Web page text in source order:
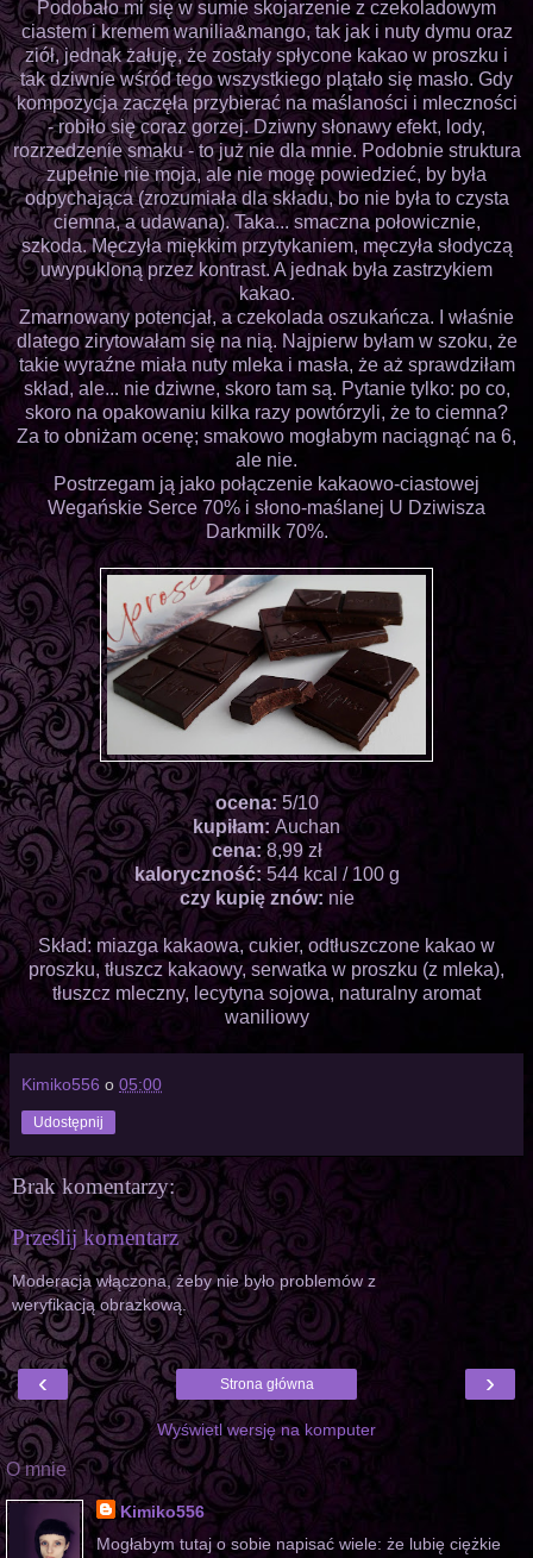
Podobało mi się w sumie skojarzenie z czekoladowym
ciastem i kremem wanilia&mango, tak jak i nuty dymu oraz
ziół, jednak żałuję, że zostały spłycone kakao w proszku i
tak dziwnie wśród tego wszystkiego plątało się masło. Gdy
kompozycja zaczęła przybierać na maślaności i mleczności
- robiło się coraz gorzej. Dziwny słonawy efekt, lody,
rozrzedzenie smaku - to już nie dla mnie. Podobnie struktura
zupełnie nie moja, ale nie mogę powiedzieć, by była
odpychająca (zrozumiała dla składu, bo nie była to czysta
ciemna, a udawana). Taka... smaczna połowicznie,
szkoda. Męczyła miękkim przytykaniem, męczyła słodyczą
uwypukloną przez kontrast. A jednak była zastrzykiem
kakao.
Zmarnowany potencjał, a czekolada oszukańcza. I właśnie
dlatego zirytowałam się na nią. Najpierw byłam w szoku, że
takie wyraźne miała nuty mleka i masła, że aż sprawdziłam
skład, ale... nie dziwne, skoro tam są. Pytanie tylko: po co,
skoro na opakowaniu kilka razy powtórzyli, że to ciemna?
Za to obniżam ocenę; smakowo mogłabym naciągnąć na 6,
ale nie.
Postrzegam ją jako połączenie kakaowo-ciastowej
Wegańskie Serce 70% i słono-maślanej U Dziwisza
Darkmilk 70%.
ocena:5/10
kupiłam: Auchan
cena: 8,99 zł
kaloryczność:544 kcal / 100 g
czy kupię znów: nie
Skład: miazga kakaowa, cukier, odtłuszczone kakao w
proszku, tłuszcz kakaowy, serwatka w proszku (z mleka),
tłuszcz mleczny, lecytyna sojowa, naturalny aromat
waniliowy
Kimiko556 o 05:00
Udostępnij
Brak komentarzy:
Prześlij komentarz
Moderacja włączona, żeby nie było problemów z
weryfikacją obrazkową.
‹ ›
Strona główna
Wyświetl wersję na komputer
O mnie
Kimiko556
Mogłabym tutaj o sobie napisać wiele: że lubię ciężkie